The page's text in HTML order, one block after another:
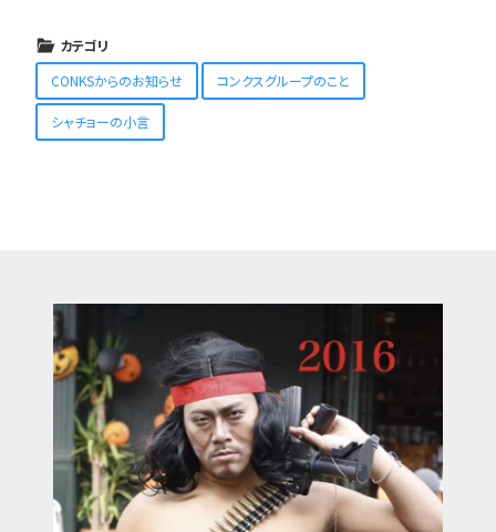
カテゴリ
CONKSからのお知らせ
コンクスグループのこと
シャチョーの小言